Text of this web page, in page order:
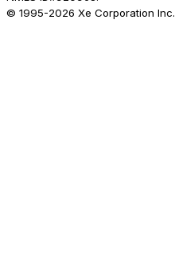
© 1995-2026 Xe Corporation Inc.